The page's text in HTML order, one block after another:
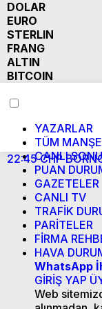
DOLAR
EURO
STERLIN
FRANG
ALTIN
BITCOIN
YAZARLAR
TÜM
CANLI
PUAN
GAZETELER
CANLI TV
TRAFİK
PARİTELER
FİRMA
HAVA
WhatsApp
GİRİŞ YAP
Web
22:45 CHP